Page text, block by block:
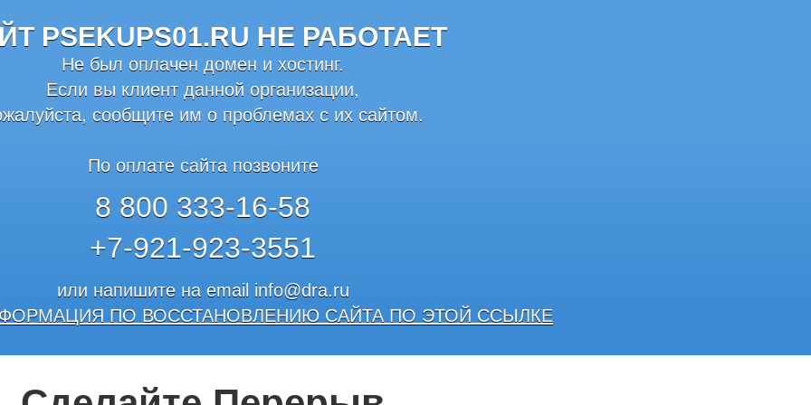
PSEKUPS01.RU НЕ РАБОТАЕТ
Не был оплачен домен и хостинг.
Если вы клиент данной организации,
сообщите им о проблемах с их сайтом.
По оплате сайта позвоните
8 800 333-16-58
+7-921-923-3551
или напишите на email info@dra.ru
ПО ВОССТАНОВЛЕНИЮ САЙТА ПО ЭТОЙ ССЫЛКЕ